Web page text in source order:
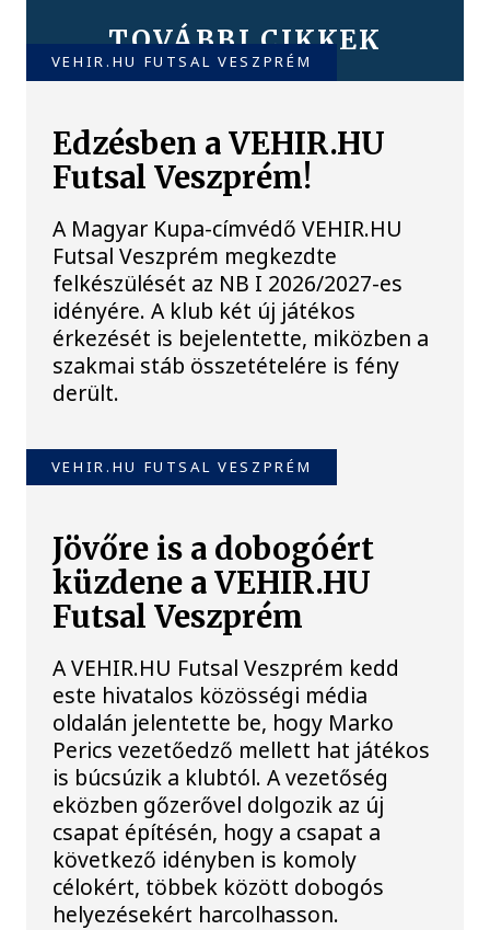
TOVÁBBI CIKKEK
VEHIR.HU FUTSAL VESZPRÉM
Edzésben a VEHIR.HU
Futsal Veszprém!
A Magyar Kupa-címvédő VEHIR.HU
Futsal Veszprém megkezdte
felkészülését az NB I 2026/2027-es
idényére. A klub két új játékos
érkezését is bejelentette, miközben a
szakmai stáb összetételére is fény
derült.
VEHIR.HU FUTSAL VESZPRÉM
Jövőre is a dobogóért
küzdene a VEHIR.HU
Futsal Veszprém
A VEHIR.HU Futsal Veszprém kedd
este hivatalos közösségi média
oldalán jelentette be, hogy Marko
Perics vezetőedző mellett hat játékos
is búcsúzik a klubtól. A vezetőség
eközben gőzerővel dolgozik az új
csapat építésén, hogy a csapat a
következő idényben is komoly
célokért, többek között dobogós
helyezésekért harcolhasson.